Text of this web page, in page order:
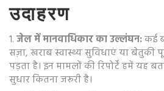
उदाहरण
1.जेल में मानवाधिकार का उल्लंघन:कई
सज़ा, खराब स्वास्थ्य सुविधाएं या बेतुकी
पड़ता है। इन मामलों की रिपोर्टें हमें यह
सुधार कितना जरूरी है।